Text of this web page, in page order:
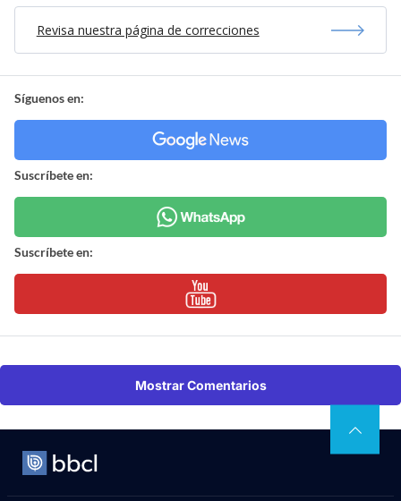
Revisa nuestra página de correcciones
Síguenos en:
Suscríbete en:
Suscríbete en:
Mostrar Comentarios